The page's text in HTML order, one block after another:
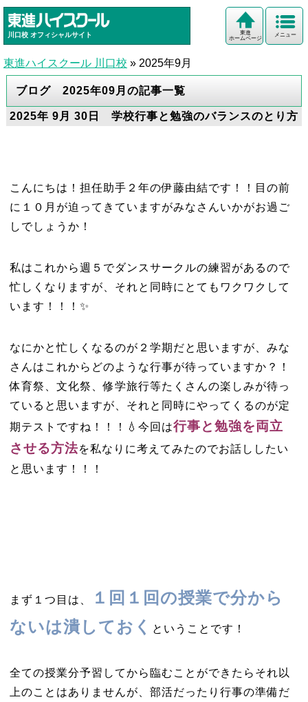
川口校 オフィシャルサイト メニュー
東進
ホームページ
東進ハイスクール 川口校 » 2025年9月
ブログ 2025年09月の記事一覧
2025年 9月 30日 学校行事と勉強のバランスのとり方
こんにちは！担任助手２年の伊藤由結です！！目の前
に１０月が迫ってきていますがみなさんいかがお過ご
しでしょうか！
私はこれから週５でダンスサークルの練習があるので
忙しくなりますが、それと同時にとてもワクワクして
います！！！✨
なにかと忙しくなるのが２学期だと思いますが、みな
さんはこれからどのような行事が待っていますか？！
体育祭、文化祭、修学旅行等たくさんの楽しみが待っ
ていると思いますが、それと同時にやってくるのが定
期テストですね！！！💧今回は行事と勉強を両立
させる方法を私なりに考えてみたのでお話ししたい
と思います！！！
まず１つ目は、
１回１回の授業で分から
ないは潰しておく
ということです！
全ての授業分予習してから臨むことができたらそれ以
上のことはありませんが、部活だったり行事の準備だ